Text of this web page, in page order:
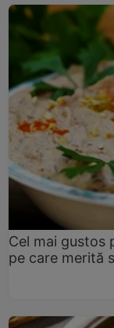
Cel mai gustos
pe care merită